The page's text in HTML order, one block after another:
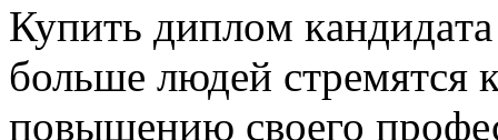
Купить диплoм
больше людей стремятся
повышению своего